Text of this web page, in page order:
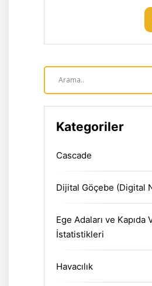
Kategoriler
Cascade
Dijital Göçebe (Digital
Ege Adaları ve Kapıda
İstatistikleri
Havacılık